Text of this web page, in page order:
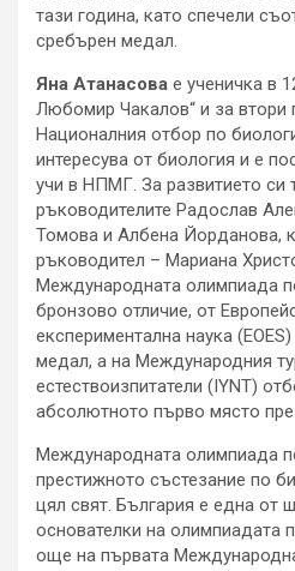
тази година, като спечели
сребърен медал.
Яна Атанасова е ученичка в
Любомир Чакалов“ и за втори
Националния отбор по
интересува от биология и е
учи в НПМГ. За развитието си
ръководителите Радослав
Томова и Албена Йорданова,
ръководител – Мариана
Международната олимпиада
бронзово отличие, от
експериментална наука
медал, а на Международния
естествоизпитатели (IYNT)
абсолютното първо място
Международната олимпиада
престижното състезание по
цял свят. България е една от
основателки на олимпиадата
още на първата